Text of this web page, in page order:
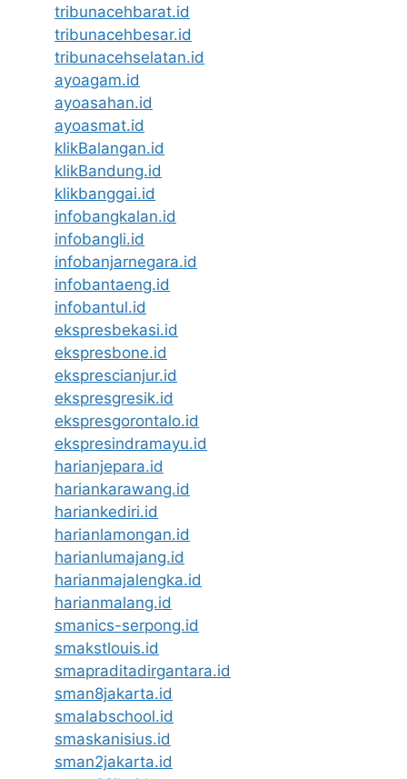
tribunacehbarat.id
tribunacehbesar.id
tribunacehselatan.id
ayoagam.id
ayoasahan.id
ayoasmat.id
klikBalangan.id
klikBandung.id
klikbanggai.id
infobangkalan.id
infobangli.id
infobanjarnegara.id
infobantaeng.id
infobantul.id
ekspresbekasi.id
ekspresbone.id
eksprescianjur.id
ekspresgresik.id
ekspresgorontalo.id
ekspresindramayu.id
harianjepara.id
hariankarawang.id
hariankediri.id
harianlamongan.id
harianlumajang.id
harianmajalengka.id
harianmalang.id
smanics-serpong.id
smakstlouis.id
smapraditadirgantara.id
sman8jakarta.id
smalabschool.id
smaskanisius.id
sman2jakarta.id